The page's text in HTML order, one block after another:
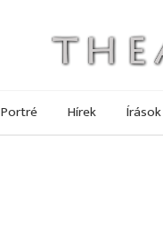
Portré Hírek Írások